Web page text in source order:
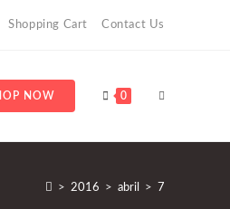
Shopping Cart Contact Us
NOW 0 ALTERNAR
BÚSQUEDA
> 2016 > abril > 7